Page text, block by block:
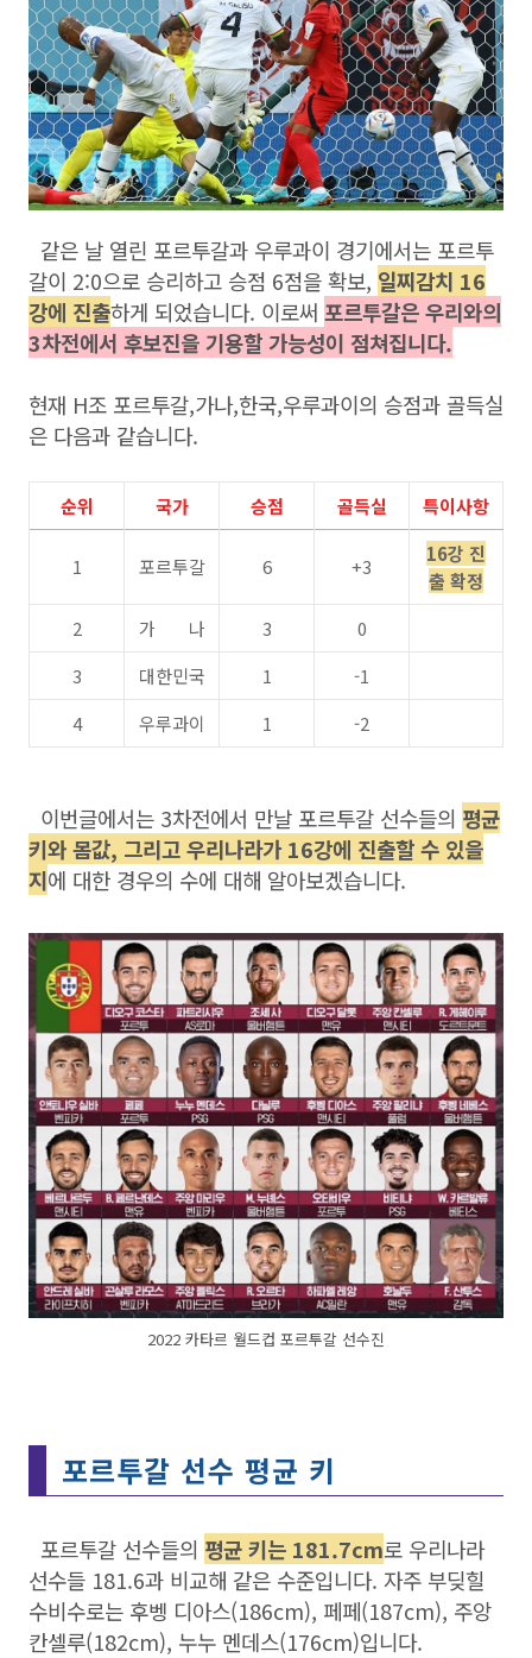
같은 날 열린 포르투갈과 우루과이 경기에서는 포르투
갈이 2:0으로 승리하고 승점 6점을 확보, 일찌감치 16
강에 진출하게 되었습니다. 이로써 포르투갈은 우리와의
3차전에서 후보진을 기용할 가능성이 점쳐집니다.
현재 H조 포르투갈,가나,한국,우루과이의 승점과 골득실
은 다음과 같습니다.
순위 국가 승점 골득실 특이사항
1 포르투갈 6 +3
16강 진
출 확정
2
가 나 3
0
3
대한민국 1
-1
4
우루과이 1 -2
이번글에서는 3차전에서 만날 포르투갈 선수들의 평균
키와 몸값, 그리고 우리나라가 16강에 진출할 수 있을
지에 대한 경우의 수에 대해 알아보겠습니다.
2022 카타르 월드컵 포르투갈 선수진
포르투갈 선수 평균 키
포르투갈 선수들의 평균 키는 181.7cm로 우리나라
선수들 181.6과 비교해 같은 수준입니다. 자주 부딪힐
수비수로는 후벵 디아스(186cm), 페페(187cm), 주앙
칸셀루(182cm), 누누 멘데스(176cm)입니다.